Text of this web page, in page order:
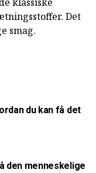
Det
smag.
du kan få det
den menneskelige